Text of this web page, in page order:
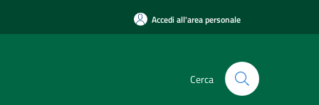
Accedi all'area personale
Cerca